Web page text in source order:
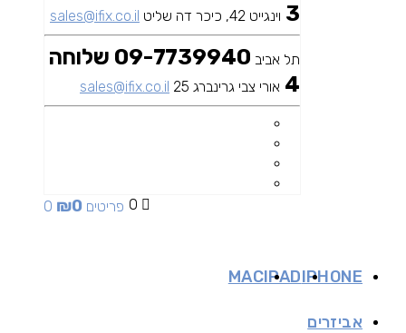
3 וינגייט 42, כיכר דה שליט sales@ifix.co.il
תל אביב
09-7739940 שלוחה
4 אורי צבי גרינברג 25 sales@ifix.co.il
0 0 פריטים ₪0
IPHONE
IPAD
MAC
אביזרים